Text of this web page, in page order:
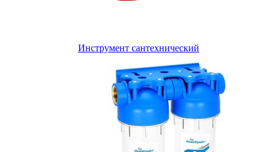
Инструмент сантехнический